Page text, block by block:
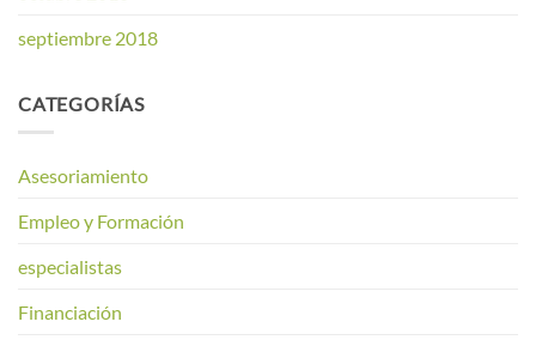
septiembre 2018
CATEGORÍAS
Asesoriamiento
Empleo y Formación
especialistas
Financiación